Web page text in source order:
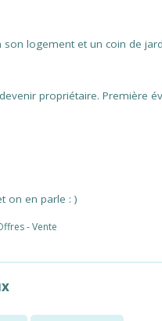
son logement et un coin de
propriétaire. Première
on en parle : )
- Vente